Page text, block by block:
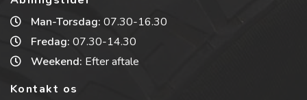
Man-Torsdag: 07.30-16.30
Fredag: 07.30-14.30
Weekend: Efter aftale
Kontakt os